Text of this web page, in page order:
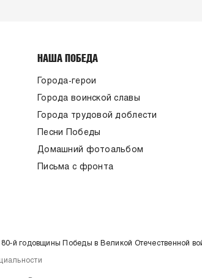
НАША ПОБЕДА
Города-герои
Города воинской славы
Города трудовой доблести
Песни Победы
Домашний фотоальбом
Письма с фронта
й годовщины Победы в Великой Отечественной